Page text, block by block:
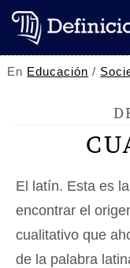
En Educación /
El latín. Esta es
encontrar el
cualitativo que
de la palabra